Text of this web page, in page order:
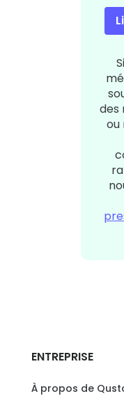
des
ou
ENTREPRISE
À propos de